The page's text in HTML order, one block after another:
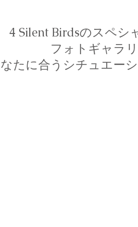
4 Silent Birdsのスペシ
フォトギャラ
たに合うシチュエー